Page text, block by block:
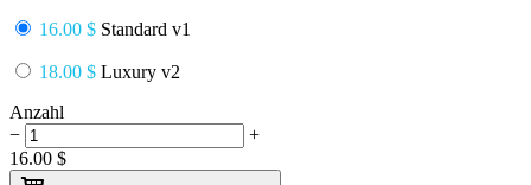
16.00 $ Standard v1
18.00 $ Luxury v2
Anzahl
−
+
16.00 $